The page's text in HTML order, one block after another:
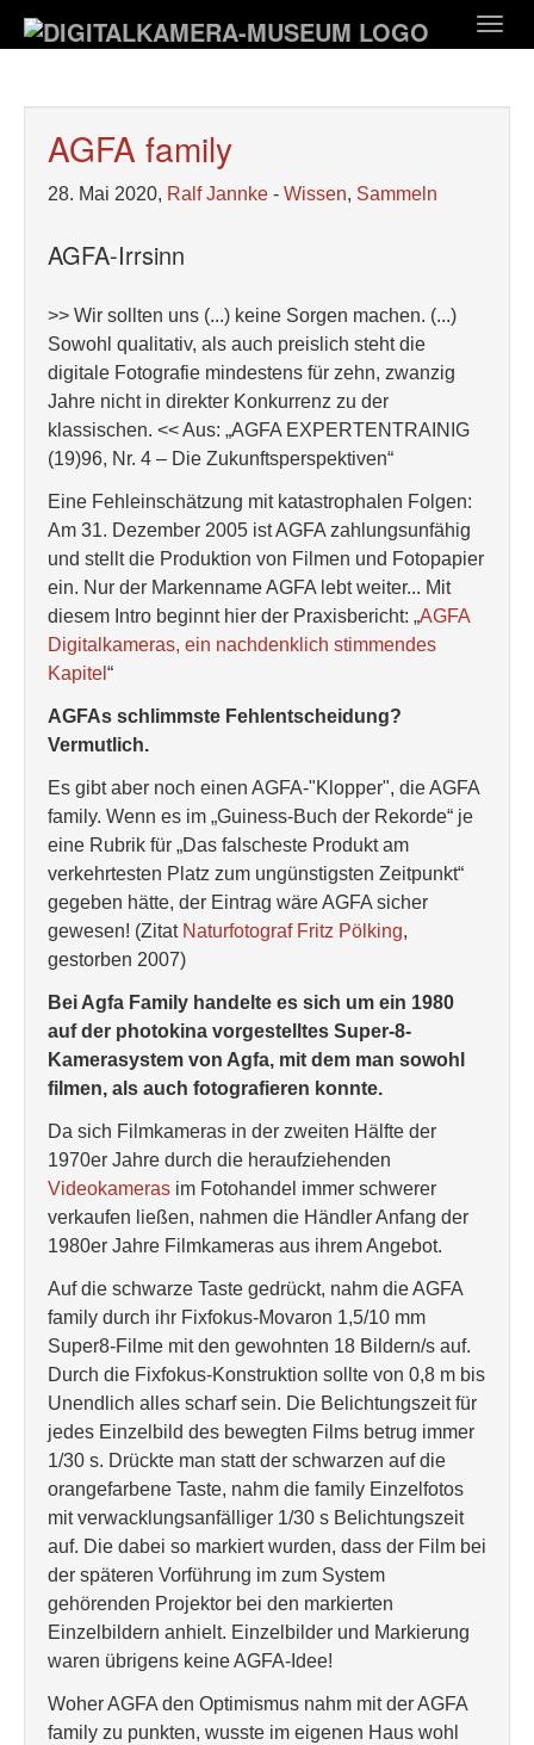
Hauptinhalt
AGFA family
28. Mai 2020, Ralf Jannke - Wissen, Sammeln
AGFA-Irrsinn
>> Wir sollten uns (...) keine Sorgen machen. (...)
Sowohl qualitativ, als auch preislich steht die
digitale Fotografie mindestens für zehn, zwanzig
Jahre nicht in direkter Konkurrenz zu der
klassischen. << Aus: „AGFA EXPERTENTRAINIG
(19)96, Nr. 4 – Die Zukunftsperspektiven“
Eine Fehleinschätzung mit katastrophalen Folgen:
Am 31. Dezember 2005 ist AGFA zahlungsunfähig
und stellt die Produktion von Filmen und Fotopapier
ein. Nur der Markenname AGFA lebt weiter... Mit
diesem Intro beginnt hier der Praxisbericht: „AGFA
Digitalkameras, ein nachdenklich stimmendes
Kapitel “
AGFAs schlimmste Fehlentscheidung?
Vermutlich.
Es gibt aber noch einen AGFA-"Klopper", die AGFA
family. Wenn es im „Guiness-Buch der Rekorde“ je
eine Rubrik für „Das falscheste Produkt am
verkehrtesten Platz zum ungünstigsten Zeitpunkt“
gegeben hätte, der Eintrag wäre AGFA sicher
gewesen! (Zitat Naturfotograf Fritz Pölking,
gestorben 2007)
Bei Agfa Family handelte es sich um ein 1980
auf der photokina vorgestelltes Super-8-
Kamerasystem von Agfa, mit dem man sowohl
filmen, als auch fotografieren konnte.
Da sich Filmkameras in der zweiten Hälfte der
1970er Jahre durch die heraufziehenden
Videokameras im Fotohandel immer schwerer
verkaufen ließen, nahmen die Händler Anfang der
1980er Jahre Filmkameras aus ihrem Angebot.
Auf die schwarze Taste gedrückt, nahm die AGFA
family durch ihr Fixfokus-Movaron 1,5/10 mm
Super8-Filme mit den gewohnten 18 Bildern/s auf.
Durch die Fixfokus-Konstruktion sollte von 0,8 m bis
Unendlich alles scharf sein. Die Belichtungszeit für
jedes Einzelbild des bewegten Films betrug immer
1/30 s. Drückte man statt der schwarzen auf die
orangefarbene Taste, nahm die family Einzelfotos
mit verwacklungsanfälliger 1/30 s Belichtungszeit
auf. Die dabei so markiert wurden, dass der Film bei
der späteren Vorführung im zum System
gehörenden Projektor bei den markierten
Einzelbildern anhielt. Einzelbilder und Markierung
waren übrigens keine AGFA-Idee!
Woher AGFA den Optimismus nahm mit der AGFA
family zu punkten, wusste im eigenen Haus wohl